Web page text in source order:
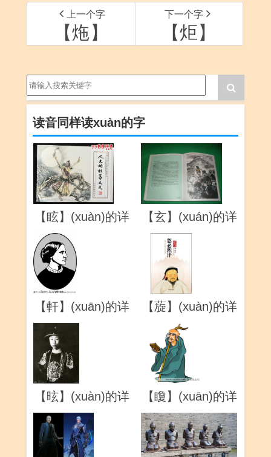
上一个字
【炧】
下一个字
【炬】
读音同样读xuàn的字
【眩】(xuàn)的详
【玄】(xuán)的详
解
【軒】(xuān)的详
解
【蔙】(xuàn)的详
【昡】(xuàn)的详
解
【矎】(xuān)的详
解